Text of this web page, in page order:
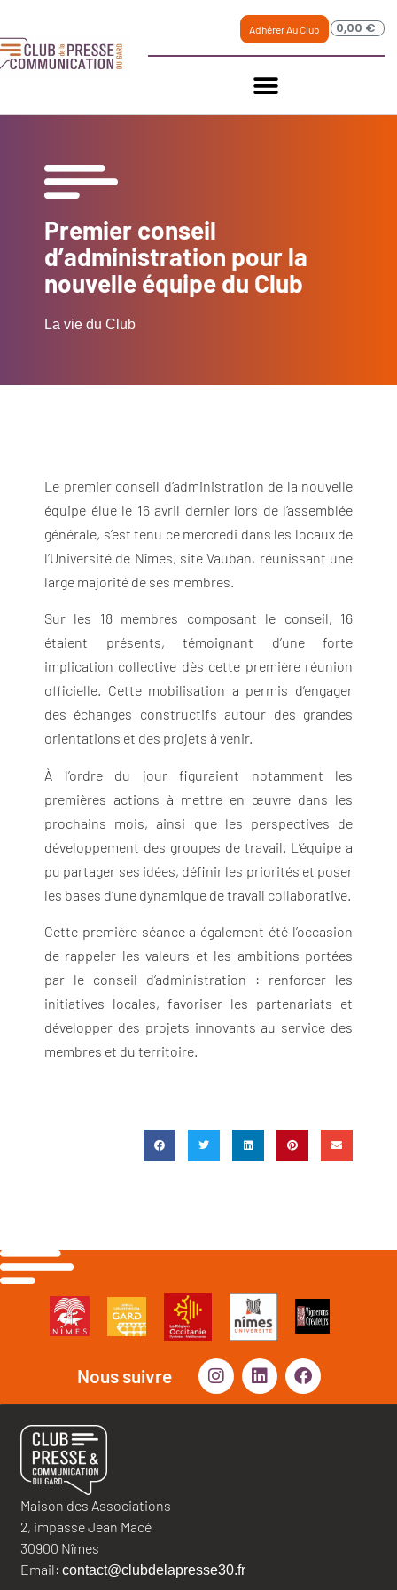
Adhérer Au Club 0,00 €
Premier conseil
d’administration pour la
nouvelle équipe du Club
La vie du Club
Le premier conseil d’administration de la nouvelle
équipe élue le 16 avril dernier lors de l’assemblée
générale, s’est tenu ce mercredi dans les locaux de
l’Université de Nîmes, site Vauban, réunissant une
large majorité de ses membres.
Sur les 18 membres composant le conseil, 16
étaient présents, témoignant d’une forte
implication collective dès cette première réunion
officielle. Cette mobilisation a permis d’engager
des échanges constructifs autour des grandes
orientations et des projets à venir.
À l’ordre du jour figuraient notamment les
premières actions à mettre en œuvre dans les
prochains mois, ainsi que les perspectives de
développement des groupes de travail. L’équipe a
pu partager ses idées, définir les priorités et poser
les bases d’une dynamique de travail collaborative.
Cette première séance a également été l’occasion
de rappeler les valeurs et les ambitions portées
par le conseil d’administration : renforcer les
initiatives locales, favoriser les partenariats et
développer des projets innovants au service des
membres et du territoire.
Nous suivre
Maison des Associations
2, impasse Jean Macé
30900 Nîmes
Email: contact@clubdelapresse30.fr